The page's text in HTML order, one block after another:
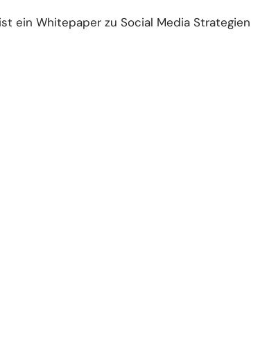
ein Whitepaper zu Social Media Strategien